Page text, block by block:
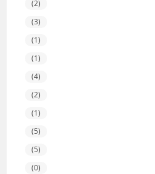
(2)
(3)
(1)
(1)
(4)
(2)
(1)
(5)
(5)
(0)